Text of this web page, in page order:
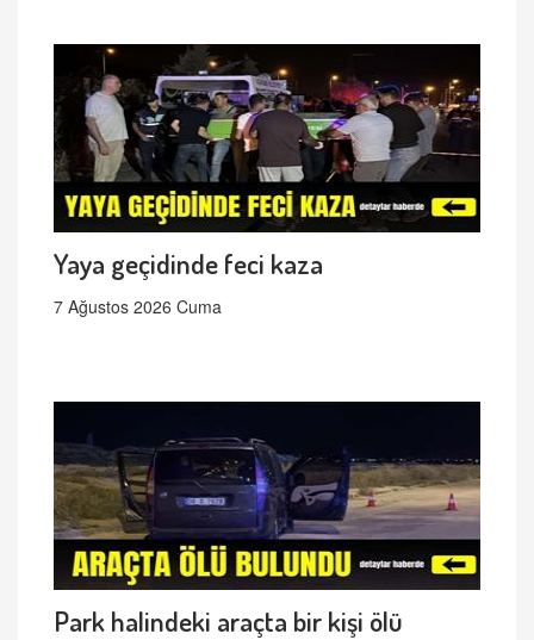
Yaya geçidinde feci kaza
7 Ağustos 2026 Cuma
Park halindeki araçta bir kişi ölü